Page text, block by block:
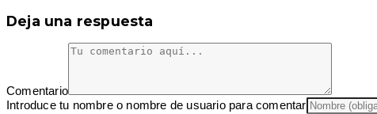
Deja una respuesta
Comentario
Introduce tu nombre o nombre de usuario para comentar